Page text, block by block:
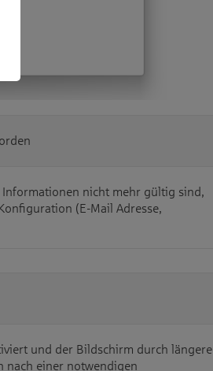
nicht mehr gültig sind,
(E-Mail Adresse,
und der Bildschirm durch längere
nach einer notwendigen